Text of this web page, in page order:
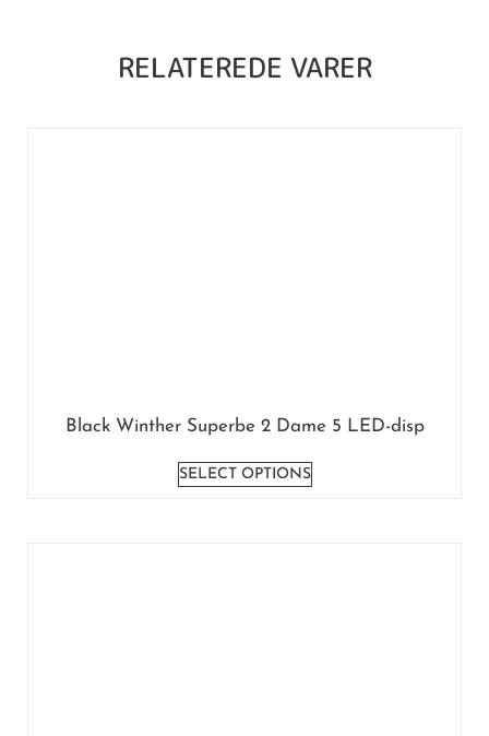
RELATEREDE VARER
Black Winther Superbe 2 Dame 5 LED-disp
SELECT OPTIONS